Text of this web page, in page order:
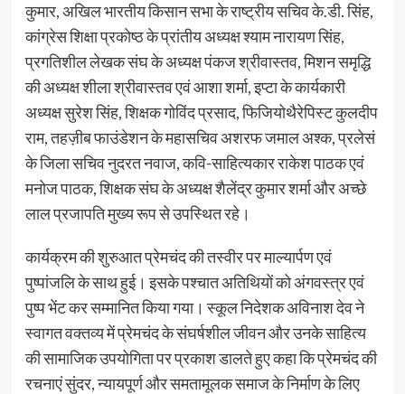
कुमार, अखिल भारतीय किसान सभा के राष्ट्रीय सचिव के.डी. सिंह,
कांग्रेस शिक्षा प्रकोष्ठ के प्रांतीय अध्यक्ष श्याम नारायण सिंह,
प्रगतिशील लेखक संघ के अध्यक्ष पंकज श्रीवास्तव, मिशन समृद्धि
की अध्यक्ष शीला श्रीवास्तव एवं आशा शर्मा, इप्टा के कार्यकारी
अध्यक्ष सुरेश सिंह, शिक्षक गोविंद प्रसाद, फिजियोथैरेपिस्ट कुलदीप
राम, तहज़ीब फाउंडेशन के महासचिव अशरफ जमाल अश्क, प्रलेसं
के जिला सचिव नुदरत नवाज, कवि-साहित्यकार राकेश पाठक एवं
मनोज पाठक, शिक्षक संघ के अध्यक्ष शैलेंद्र कुमार शर्मा और अच्छे
लाल प्रजापति मुख्य रूप से उपस्थित रहे।
कार्यक्रम की शुरुआत प्रेमचंद की तस्वीर पर माल्यार्पण एवं
पुष्पांजलि के साथ हुई। इसके पश्चात अतिथियों को अंगवस्त्र एवं
पुष्प भेंट कर सम्मानित किया गया। स्कूल निदेशक अविनाश देव ने
स्वागत वक्तव्य में प्रेमचंद के संघर्षशील जीवन और उनके साहित्य
की सामाजिक उपयोगिता पर प्रकाश डालते हुए कहा कि प्रेमचंद की
रचनाएं सुंदर, न्यायपूर्ण और समतामूलक समाज के निर्माण के लिए